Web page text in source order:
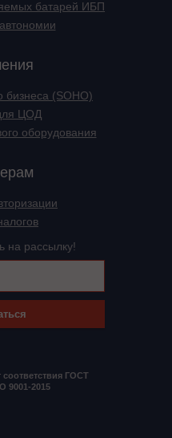
батарей ИБП
(SOHO)
ЦОД
оборудования
на рассылку!
ГОСТ
9001-2015